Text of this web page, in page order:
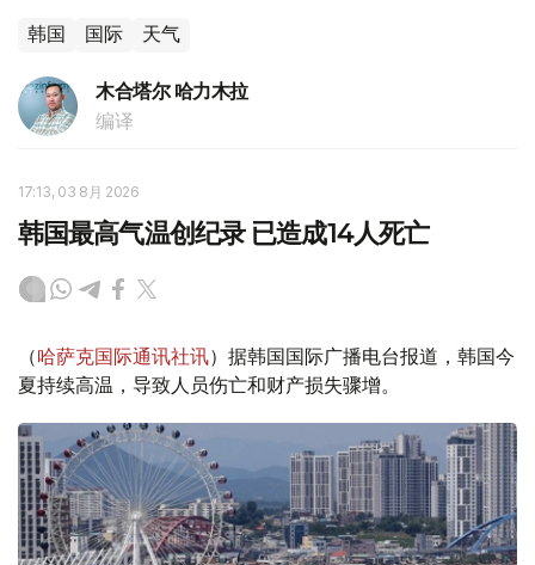
韩国 国际 天气
木合塔尔 哈力木拉
编译
17:13, 03 8月 2026
韩国最高气温创纪录 已造成14人死亡
（哈萨克国际通讯社讯）据韩国国际广播电台报道，韩国今
夏持续高温，导致人员伤亡和财产损失骤增。